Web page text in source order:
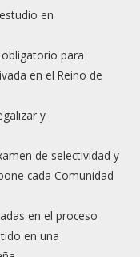
las pruebas
respectivos
el exterior.
lastroncales
universidad
diferencia de
otras troncales
en
para
en el Reino de
y
de selectividad y
cada Comunidad
en el proceso
en una